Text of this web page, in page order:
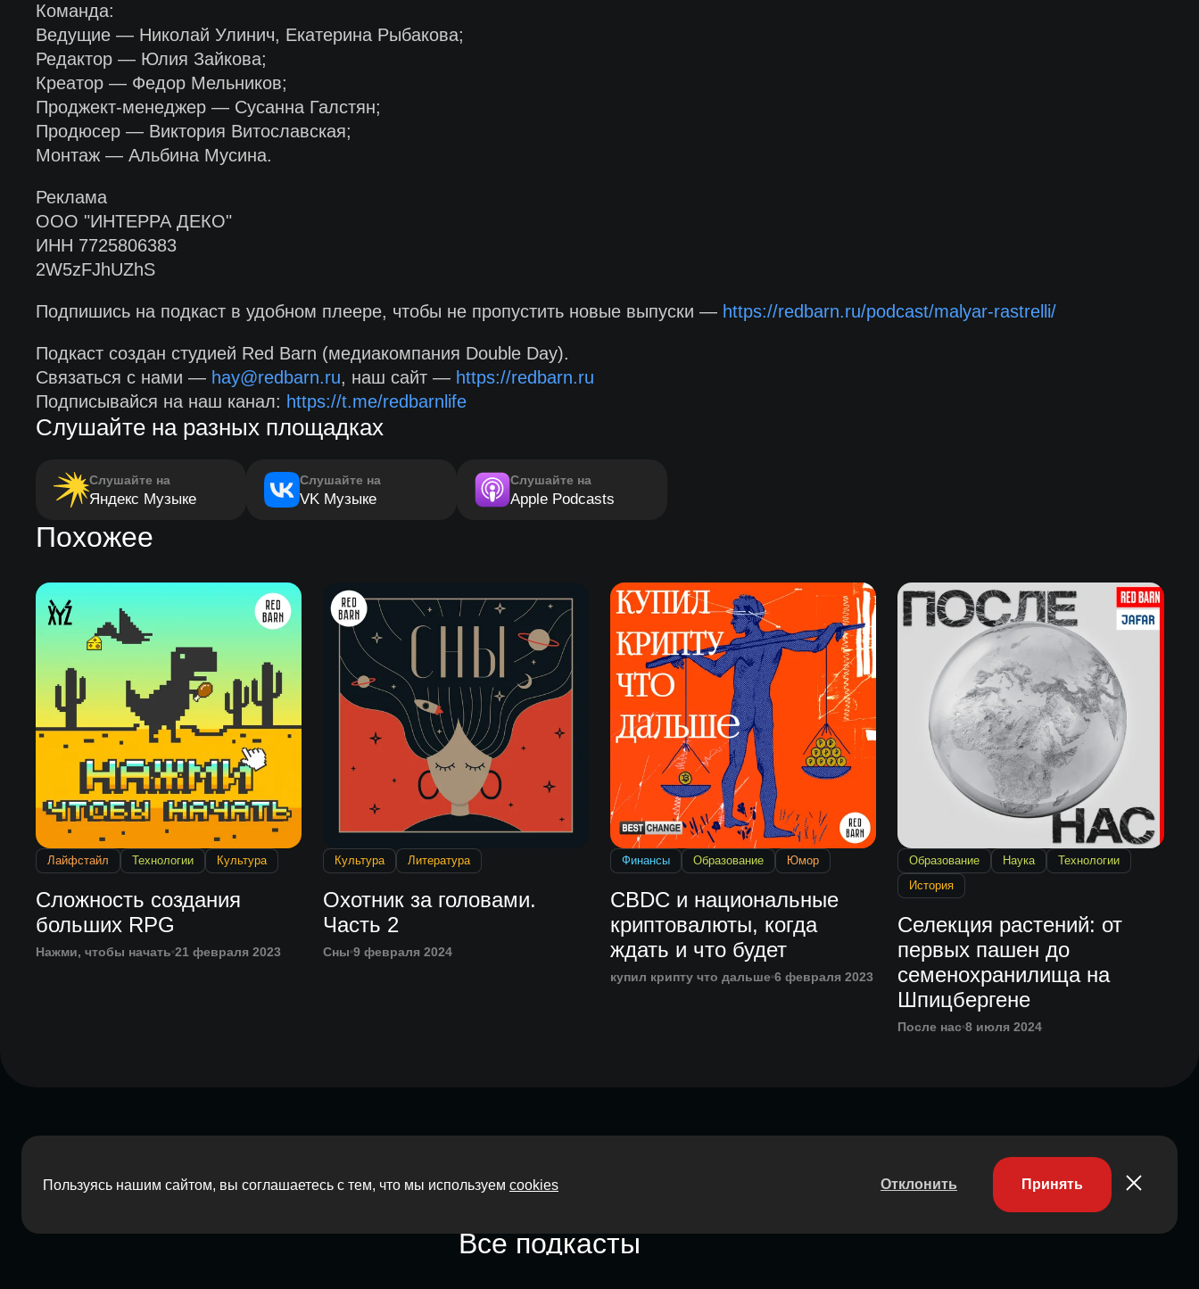
Команда:
Ведущие — Николай Улинич, Екатерина Рыбакова;
Редактор — Юлия Зайкова;
Креатор — Федор Мельников;
Проджект-менеджер — Сусанна Галстян;
Продюсер — Виктория Витославская;
Монтаж — Альбина Мусина.
Реклама
ООО "ИНТЕРРА ДЕКО"
ИНН 7725806383
2W5zFJhUZhS
Подпишись на подкаст в удобном плеере, чтобы не пропустить новые выпуски — https://redbarn.ru/podcast/malyar-rastrelli/
Подкаст создан студией Red Barn (медиакомпания Double Day).
Связаться с нами — hay@redbarn.ru, наш сайт — https://redbarn.ru
Подписывайся на наш канал: https://t.me/redbarnlife
Слушайте на разных площадках
Слушайте на
Яндекс Музыке
Слушайте на
VK Музыке
Слушайте на
Apple Podcasts
Похожее
Лайфстайл Технологии Культура
Сложность создания
больших RPG
Нажми, чтобы начать 21 февраля 2023
Культура Литература
Охотник за головами.
Часть 2
Сны 9 февраля 2024
Финансы Образование Юмор
CBDC и национальные
криптовалюты, когда
ждать и что будет
купил крипту что дальше 6 февраля 2023
Образование Наука
Технологии
История
Селекция растений: от
первых пашен до
семенохранилища на
Шпицбергене
После нас 8 июля 2024
Главная
Все подкасты
Пользуясь нашим сайтом, вы соглашаетесь с тем, что мы используем cookies Отклонить Принять